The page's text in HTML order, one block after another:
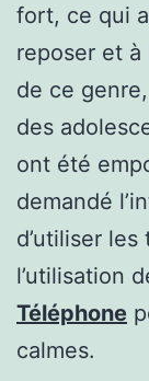
fort, ce qui
reposer et
de ce
des
ont été
demandé
d’utiliser
l’utilisation
Téléphone
calmes.